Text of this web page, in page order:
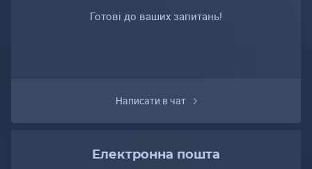
Готові до ваших запитань!
Написати в чат
Електронна пошта